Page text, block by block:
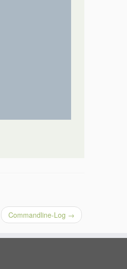
Commandline-Log →